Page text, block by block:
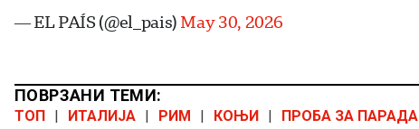
— EL PAÍS (@el_pais) May 30, 2026
ПОВРЗАНИ ТЕМИ:
ТОП | ИТАЛИЈА | РИМ | КОЊИ | ПРОБА ЗА ПАРАДА